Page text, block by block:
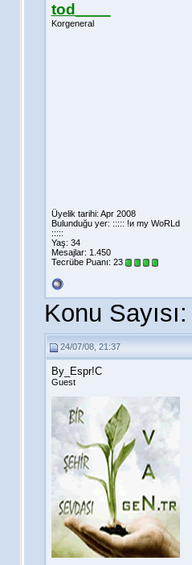
tod____
Korgeneral
Üyelik tarihi: Apr 2008
Bulunduğu yer: ::::: !и my WoRLd
:::::
Yaş: 34
Mesajlar: 1.450
Tecrübe Puanı: 23
Konu
24/07/08, 21:37
By_Espr!C
Guest